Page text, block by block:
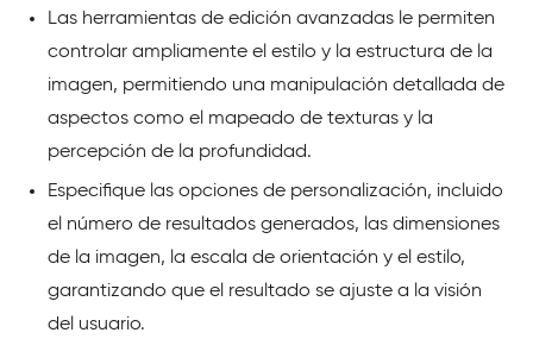
Las herramientas de edición avanzadas le permiten
controlar ampliamente el estilo y la estructura de la
imagen, permitiendo una manipulación detallada de
aspectos como el mapeado de texturas y la
percepción de la profundidad.
Especifique las opciones de personalización, incluido
el número de resultados generados, las dimensiones
de la imagen, la escala de orientación y el estilo,
garantizando que el resultado se ajuste a la visión
del usuario.